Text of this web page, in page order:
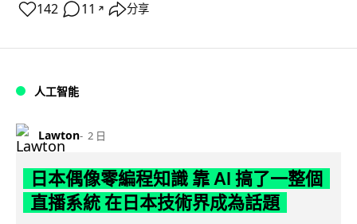
142 11 ↗ 分享
人工智能
Lawton 2 日
日本偶像零編程知識 靠 AI 搞了一整個
直播系統 在日本技術界成為話題